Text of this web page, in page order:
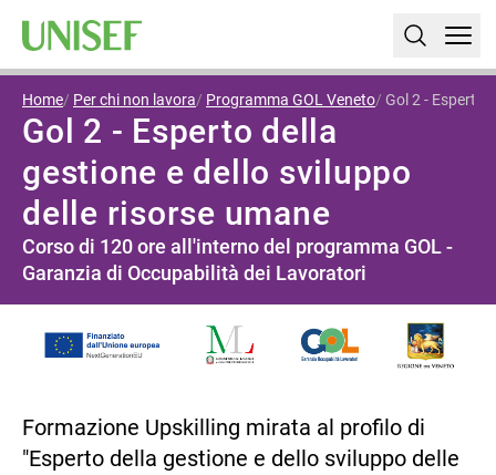
Home Per chi non lavora Programma GOL Veneto Gol 2 - Esperto
Gol 2 - Esperto della
gestione e dello sviluppo
delle risorse umane
Corso di 120 ore all'interno del programma GOL -
Garanzia di Occupabilità dei Lavoratori
Formazione Upskilling mirata al profilo di
"Esperto della gestione e dello sviluppo delle